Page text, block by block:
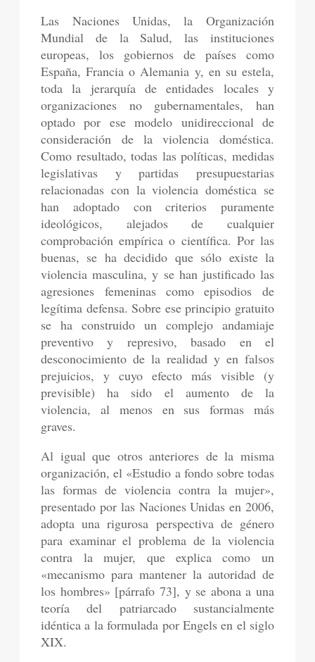
Las Naciones Unidas, la Organización
Mundial de la Salud, las instituciones
europeas, los gobiernos de países como
España, Francia o Alemania y, en su estela,
toda la jerarquía de entidades locales y
organizaciones no gubernamentales, han
optado por ese modelo unidireccional de
consideración de la violencia doméstica.
Como resultado, todas las políticas, medidas
legislativas y partidas presupuestarias
relacionadas con la violencia doméstica se
han adoptado con criterios puramente
ideológicos, alejados de cualquier
comprobación empírica o científica. Por las
buenas, se ha decidido que sólo existe la
violencia masculina, y se han justificado las
agresiones femeninas como episodios de
legítima defensa. Sobre ese principio gratuito
se ha construido un complejo andamiaje
preventivo y represivo, basado en el
desconocimiento de la realidad y en falsos
prejuicios, y cuyo efecto más visible (y
previsible) ha sido el aumento de la
violencia, al menos en sus formas más
graves.
Al igual que otros anteriores de la misma
organización, el «Estudio a fondo sobre todas
las formas de violencia contra la mujer»,
presentado por las Naciones Unidas en 2006,
adopta una rigurosa perspectiva de género
para examinar el problema de la violencia
contra la mujer, que explica como un
«mecanismo para mantener la autoridad de
los hombres» [párrafo 73], y se abona a una
teoría del patriarcado sustancialmente
idéntica a la formulada por Engels en el siglo
XIX.